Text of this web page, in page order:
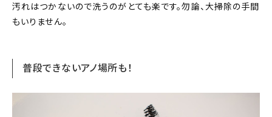
汚れはつかないので洗うのがとても楽です。勿論、大掃除の手間
もいりません。
普段できないアノ場所も！